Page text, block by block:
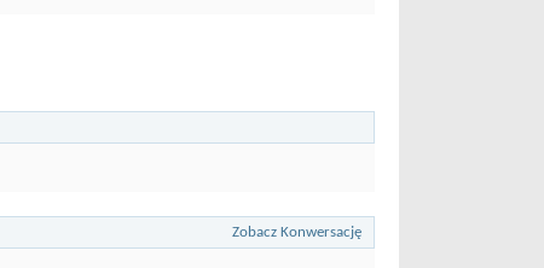
Zobacz Konwersację